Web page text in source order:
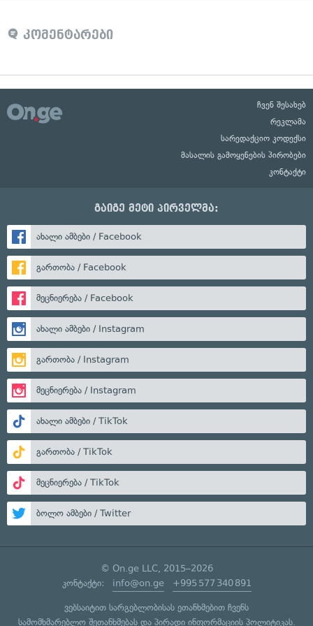
კომენტარები
ჩვენ შესახებ
რეკლამა
სარედაქციო კოდექსი
მასალის გამოყენების პირობები
კონტაქტი
გაიგე მეტი პირველმა:
ახალი ამბები / Facebook
გართობა / Facebook
მეცნიერება / Facebook
ახალი ამბები / Instagram
გართობა / Instagram
მეცნიერება / Instagram
ახალი ამბები / TikTok
გართობა / TikTok
მეცნიერება / TikTok
ბოლო ამბები / Twitter
© On.ge LLC, 2015–2026
კონტაქტი: info@on.ge +995 577 340 891
ვებსაიტით სარგებლობისას ეთანხმებით ჩვენს
სამომხმარებლო შეთანხმებასდა პირადი ინფორმაციის პოლიტიკას.